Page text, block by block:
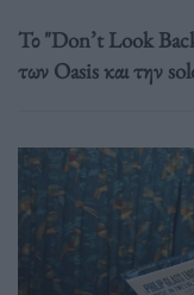
Το "Don’t Look
των Oasis και την